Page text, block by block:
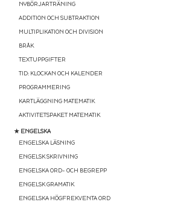
NYBÖRJARTRÄNING
ADDITION OCH SUBTRAKTION
MULTIPLIKATION OCH DIVISION
BRÅK
TEXTUPPGIFTER
TID: KLOCKAN OCH KALENDER
PROGRAMMERING
KARTLÄGGNING MATEMATIK
AKTIVITETSPAKET MATEMATIK
★ ENGELSKA
ENGELSKA LÄSNING
ENGELSK SKRIVNING
ENGELSKA ORD- OCH BEGREPP
ENGELSK GRAMATIK
ENGELSKA HÖGFREKVENTA ORD